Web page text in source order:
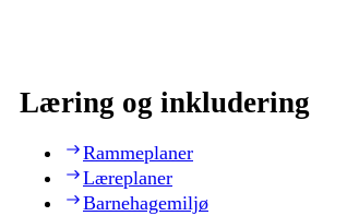
Læring og inkludering
Rammeplaner
Læreplaner
Barnehagemiljø